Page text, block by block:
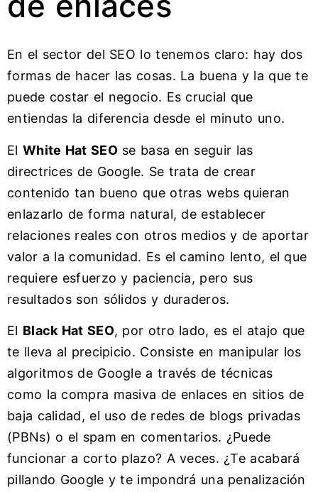
En el sector del SEO lo tenemos claro: hay dos
formas de hacer las cosas. La buena y la que te
puede costar el negocio. Es crucial que
entiendas la diferencia desde el minuto uno.
El White Hat SEOse basa en seguir las
directrices de Google. Se trata de crear
contenido tan bueno que otras webs quieran
enlazarlo de forma natural, de establecer
relaciones reales con otros medios y de aportar
valor a la comunidad. Es el camino lento, el que
requiere esfuerzo y paciencia, pero sus
resultados son sólidos y duraderos.
El Black Hat SEO, por otro lado, es el atajo que
te lleva al precipicio. Consiste en manipular los
algoritmos de Google a través de técnicas
como la compra masiva de enlaces en sitios de
baja calidad, el uso de redes de blogs privadas
(PBNs) o el spam en comentarios. ¿Puede
funcionar a corto plazo? A veces. ¿Te acabará
pillando Google y te impondrá una penalización